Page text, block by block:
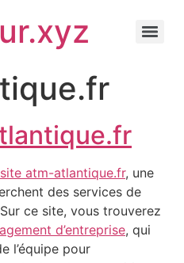
site atm-atlantique.fr, une
des services de
ce site, vous trouverez
d’entreprise, qui
l’équipe pour